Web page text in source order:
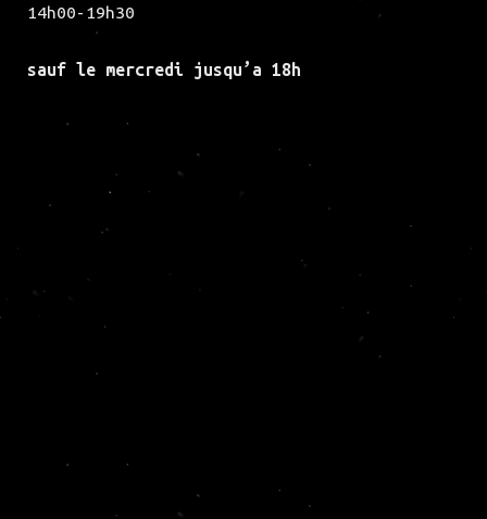
14h00-19h30
sauf le mercredi jusqu’a 18h